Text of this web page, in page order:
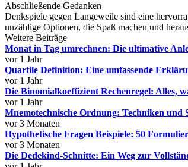
Abschließende Gedanken
Denkspiele gegen Langeweile sind eine
unzählige Optionen, die Spaß machen und
Weitere Beiträge
Monat in Tag umrechnen: Die ultimative
vor 1 Jahr
Quartile Definition: Eine umfassende
vor 1 Jahr
Die Binomialkoeffizient Rechenregel: Alles,
vor 1 Jahr
Mnemotechnische Ordnung: Techniken und
vor 3 Monaten
Hypothetische Fragen Beispiele: 50
vor 3 Monaten
Die Dedekind-Schnitte: Ein Weg zur